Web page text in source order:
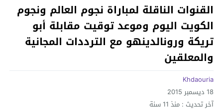
القنوات الناقلة لمباراة نجوم العالم ونجوم
الكويت اليوم وموعد توقيت مقابلة أبو
تريكة ورونالدينهو مع الترددات المجانية
والمعلقين
Khdaouria
18 ديسمبر 2015
آخر تحديث : منذ 11 سنة